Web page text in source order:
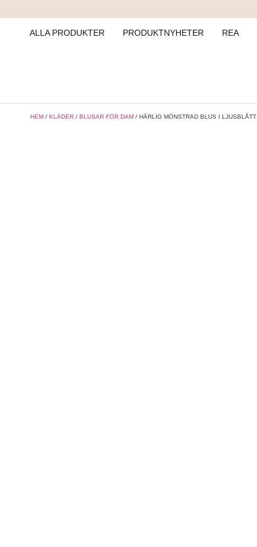
ALLA PRODUKTER PRODUKTNYHETER REA
HEM / KLÄDER / BLUSAR FÖR DAM / HÄRLIG MÖNSTRAD BLUS I LJUSBLÅTT